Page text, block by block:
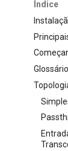
Índice
Glossário